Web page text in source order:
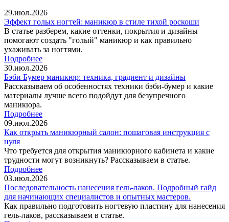
29.июл.2026
Эффект голых ногтей: маникюр в стиле тихой роскоши
В статье разберем, какие оттенки, покрытия и дизайны
помогают создать "голый" маникюр и как правильно
ухаживать за ногтями.
Подробнее
30.июл.2026
Бэби Бумер маникюр: техника, градиент и дизайны
Рассказываем об особенностях техники бэби-бумер и какие
материалы лучше всего подойдут для безупречного
маникюра.
Подробнее
09.июл.2026
Как открыть маникюрный салон: пошаговая инструкция с
нуля
Что требуется для открытия маникюрного кабинета и какие
трудности могут возникнуть? Рассказываем в статье.
Подробнее
03.июл.2026
Последовательность нанесения гель-лаков. Подробный гайд
для начинающих специалистов и опытных мастеров.
Как правильно подготовить ногтевую пластину для нанесения
гель-лаков, рассказываем в статье.